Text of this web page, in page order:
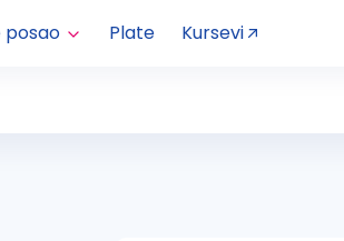
posao Plate Kursevi